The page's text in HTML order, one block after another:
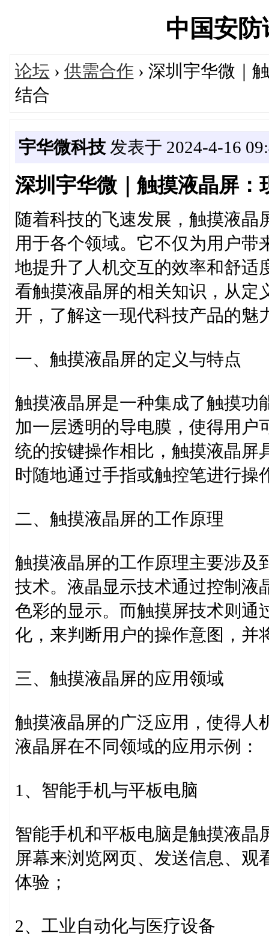
中国安
论坛 › 供需合作 › 深圳宇华微｜
结合
宇华微科技发表于 2024-4-16
深圳宇华微｜触摸液晶屏
随着科技的飞速发展，触摸液晶
用于各个领域。它不仅为用户带
地提升了人机交互的效率和舒适
看触摸液晶屏的相关知识，从定
开，了解这一现代科技产品的魅
一、触摸液晶屏的定义与特点
触摸液晶屏是一种集成了触摸功
加一层透明的导电膜，使得用户
统的按键操作相比，触摸液晶屏
时随地通过手指或触控笔进行操
二、触摸液晶屏的工作原理
触摸液晶屏的工作原理主要涉及
技术。液晶显示技术通过控制液
色彩的显示。而触摸屏技术则通
化，来判断用户的操作意图，并
三、触摸液晶屏的应用领域
触摸液晶屏的广泛应用，使得人
液晶屏在不同领域的应用示例：
1、智能手机与平板电脑
智能手机和平板电脑是触摸液晶
屏幕来浏览网页、发送信息、
体验；
2、工业自动化与医疗设备